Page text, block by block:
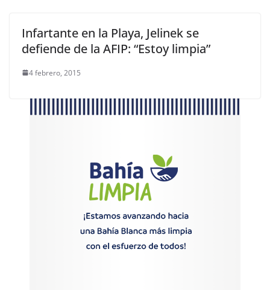
Infartante en la Playa, Jelinek se
defiende de la AFIP: “Estoy limpia”
4 febrero, 2015